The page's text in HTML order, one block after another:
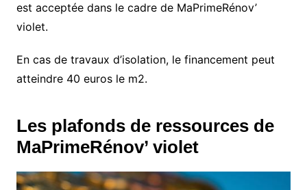
est acceptée dans le cadre de MaPrimeRénov’
violet.
En cas de travaux d’isolation, le financement peut
atteindre 40 euros le m2.
Les plafonds de ressources de
MaPrimeRénov’ violet